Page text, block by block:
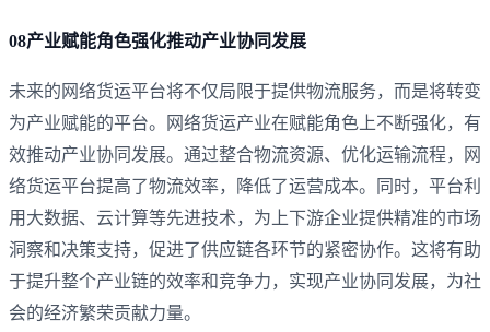
08产业赋能角色强化推动产业协同发展
未来的网络货运平台将不仅局限于提供物流服务，而是将转变
为产业赋能的平台。网络货运产业在赋能角色上不断强化，‌有
效推动产业协同发展。‌通过整合物流资源、‌优化运输流程，‌网
络货运平台提高了物流效率，‌降低了运营成本。‌同时，‌平台利
用大数据、‌云计算等先进技术，‌为上下游企业提供精准的市场
洞察和决策支持，‌促进了供应链各环节的紧密协作。这将有助
于提升整个产业链的效率和竞争力，实现产业协同发展，为社
会的经济繁荣贡献力量。